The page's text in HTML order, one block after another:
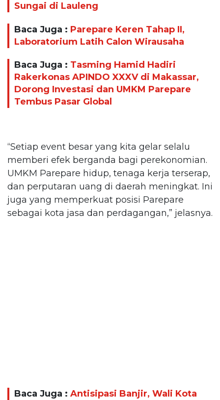
Sungai di Lauleng
Baca Juga : Parepare Keren Tahap II,
Laboratorium Latih Calon Wirausaha
Baca Juga : Tasming Hamid Hadiri
Rakerkonas APINDO XXXV di Makassar,
Dorong Investasi dan UMKM Parepare
Tembus Pasar Global
“Setiap event besar yang kita gelar selalu
memberi efek berganda bagi perekonomian.
UMKM Parepare hidup, tenaga kerja terserap,
dan perputaran uang di daerah meningkat. Ini
juga yang memperkuat posisi Parepare
sebagai kota jasa dan perdagangan,” jelasnya.
Baca Juga : Antisipasi Banjir, Wali Kota